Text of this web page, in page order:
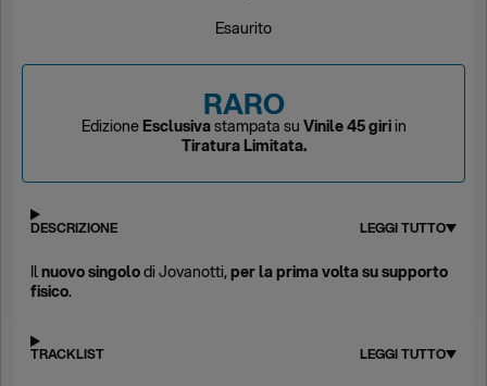
Esaurito
RARO
Edizione Esclusivastampata su Vinile 45 giriin
Tiratura Limitata.
DESCRIZIONE LEGGI TUTTO
Ilnuovo singolodi Jovanotti,per la prima volta su supporto
fisico.
TRACKLIST LEGGI TUTTO